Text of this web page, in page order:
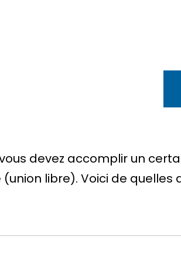
devez accomplir un
libre). Voici de quelles